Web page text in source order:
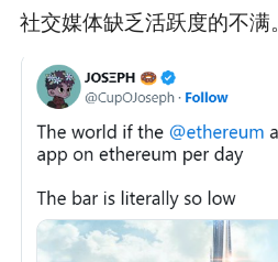
社交媒体缺乏活跃度的不满。